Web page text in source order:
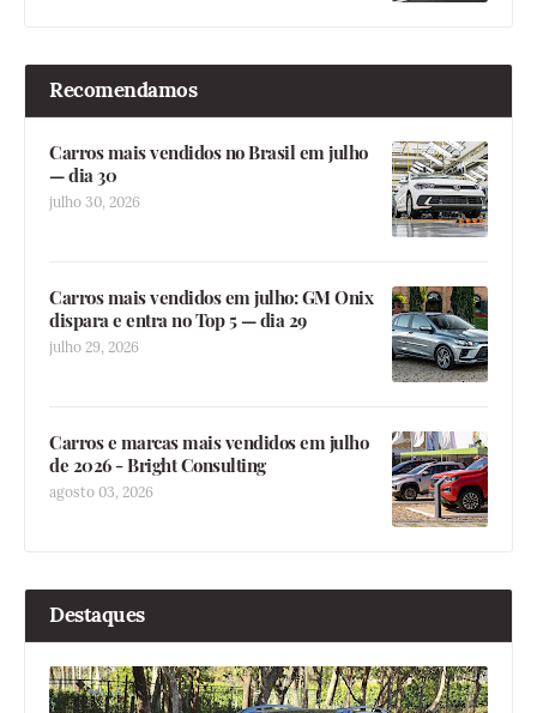
Recomendamos
Carros mais vendidos no Brasil em julho
— dia 30
julho 30, 2026
Carros mais vendidos em julho: GM Onix
dispara e entra no Top 5 — dia 29
julho 29, 2026
Carros e marcas mais vendidos em julho
de 2026 - Bright Consulting
agosto 03, 2026
Destaques